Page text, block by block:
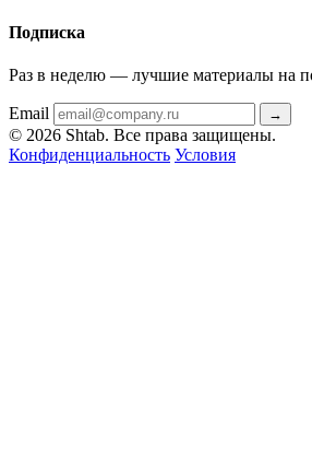
Подписка
Раз в неделю — лучшие материалы на
Email →
© 2026 Shtab. Все права защищены.
Конфиденциальность Условия